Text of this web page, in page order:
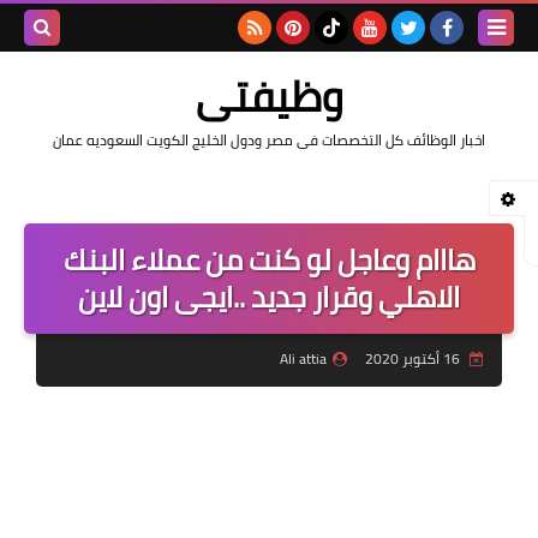
وظيفتى
اخبار الوظائف كل التخصصات فى مصر ودول الخليج الكويت السعوديه عمان
هااام وعاجل لو كنت من عملاء البنك
الاهلي وقرار جديد ..ايجى اون لاين
16 أكتوبر 2020 Ali attia